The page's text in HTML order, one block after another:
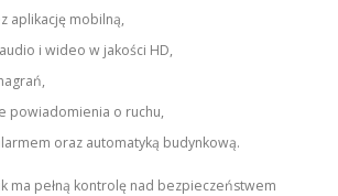
aplikację mobilną,
i wideo w jakości HD,
powiadomienia o ruchu,
oraz automatyką budynkową.
ma pełną kontrolę nad bezpieczeństwem